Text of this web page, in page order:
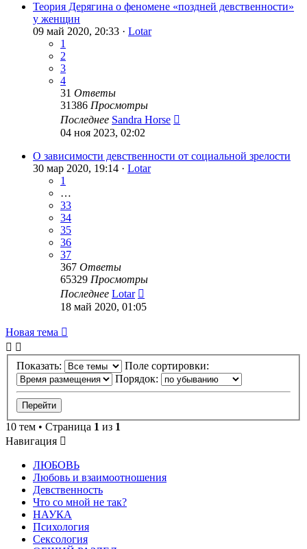
Теория Дерягина о феномене «поздней девственности»
у женщин
09 май 2020, 20:33 · Lotar
1
2
3
4
31 Ответы
31386 Просмотры
Последнее Sandra Horse
04 ноя 2023, 02:02
О зависимости девственности от социальной зрелости
30 мар 2020, 19:14 · Lotar
1
…
33
34
35
36
37
367 Ответы
65329 Просмотры
Последнее Lotar
18 май 2020, 01:05
Новая тема
Показать:
Поле сортировки:
Порядок:
10 тем • Страница 1 из 1
Навигация
ЛЮБОВЬ
Любовь и взаимоотношения
Девственность
Что со мной не так?
НАУКА
Психология
Сексология